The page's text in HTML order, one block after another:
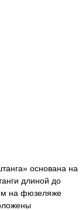
основана на
длиной до
на фюзеляже